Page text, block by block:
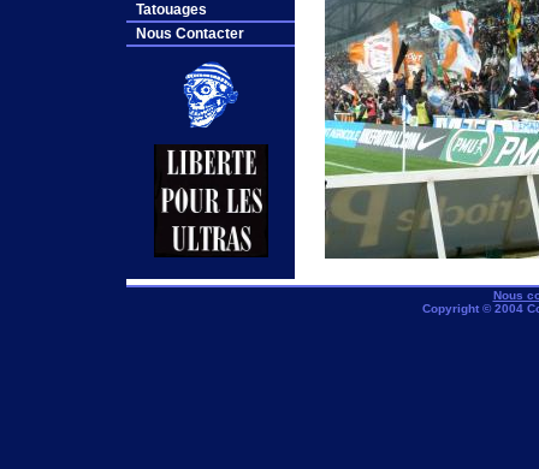
Tatouages
Nous Contacter
Nous
Copyright © 2004